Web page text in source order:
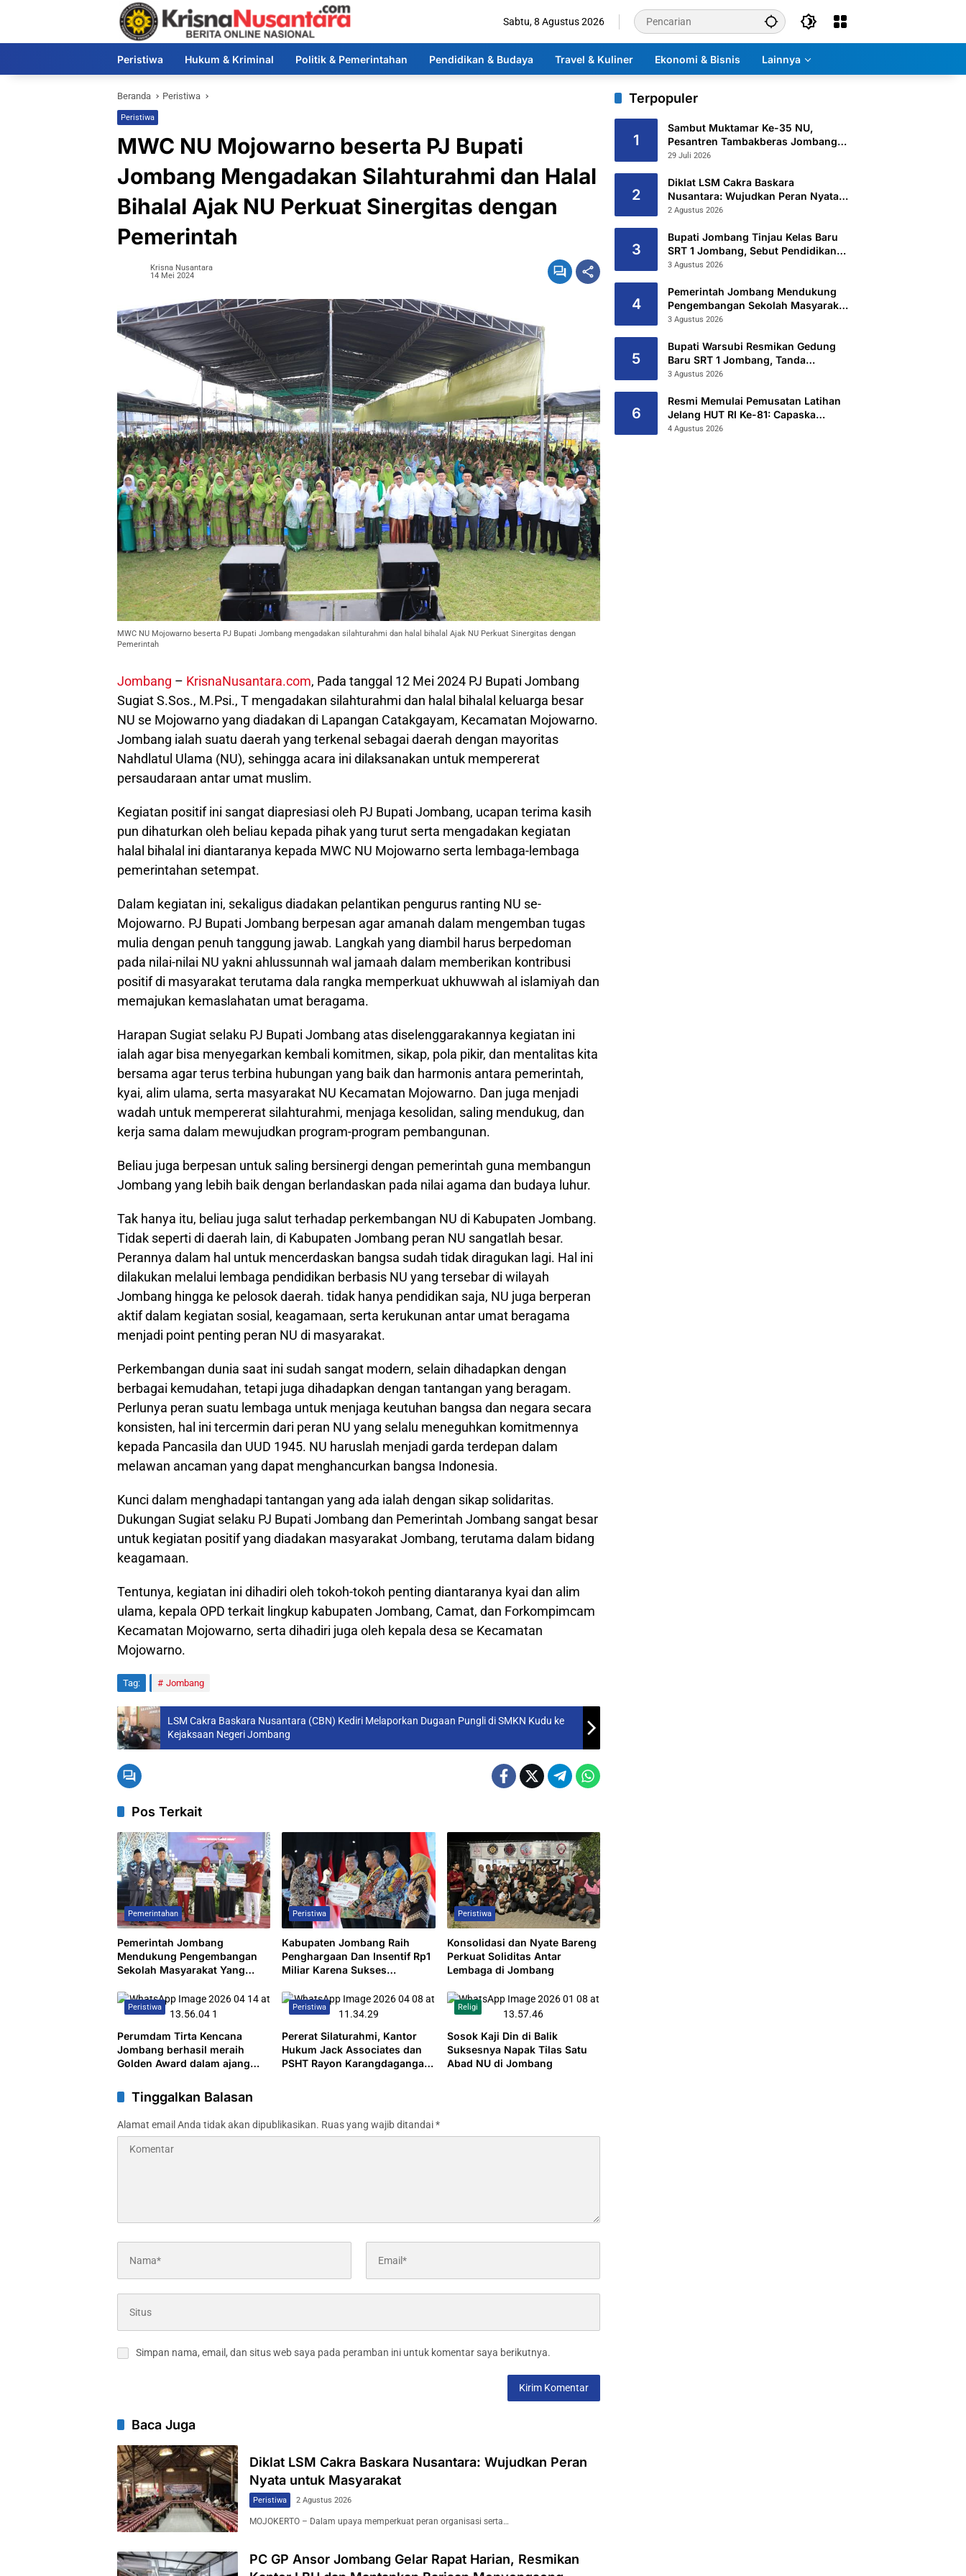
Sabtu, 8 Agustus 2026
Peristiwa Hukum & Kriminal Politik & Pemerintahan Pendidikan & Budaya Travel & Kuliner Ekonomi & Bisnis Lainnya
Beranda Peristiwa
Peristiwa
MWC NU Mojowarno beserta PJ Bupati
Jombang Mengadakan Silahturahmi dan Halal
Bihalal Ajak NU Perkuat Sinergitas dengan
Pemerintah
Krisna Nusantara
14 Mei 2024
MWC NU Mojowarno beserta PJ Bupati Jombang mengadakan silahturahmi dan halal bihalal Ajak NU Perkuat Sinergitas dengan
Pemerintah
Jombang – KrisnaNusantara.com, Pada tanggal 12 Mei 2024 PJ Bupati Jombang
Sugiat S.Sos., M.Psi., T mengadakan silahturahmi dan halal bihalal keluarga besar
NU se Mojowarno yang diadakan di Lapangan Catakgayam, Kecamatan Mojowarno.
Jombang ialah suatu daerah yang terkenal sebagai daerah dengan mayoritas
Nahdlatul Ulama (NU), sehingga acara ini dilaksanakan untuk mempererat
persaudaraan antar umat muslim.
Kegiatan positif ini sangat diapresiasi oleh PJ Bupati Jombang, ucapan terima kasih
pun dihaturkan oleh beliau kepada pihak yang turut serta mengadakan kegiatan
halal bihalal ini diantaranya kepada MWC NU Mojowarno serta lembaga-lembaga
pemerintahan setempat.
Dalam kegiatan ini, sekaligus diadakan pelantikan pengurus ranting NU se-
Mojowarno. PJ Bupati Jombang berpesan agar amanah dalam mengemban tugas
mulia dengan penuh tanggung jawab. Langkah yang diambil harus berpedoman
pada nilai-nilai NU yakni ahlussunnah wal jamaah dalam memberikan kontribusi
positif di masyarakat terutama dala rangka memperkuat ukhuwwah al islamiyah dan
memajukan kemaslahatan umat beragama.
Harapan Sugiat selaku PJ Bupati Jombang atas diselenggarakannya kegiatan ini
ialah agar bisa menyegarkan kembali komitmen, sikap, pola pikir, dan mentalitas kita
bersama agar terus terbina hubungan yang baik dan harmonis antara pemerintah,
kyai, alim ulama, serta masyarakat NU Kecamatan Mojowarno. Dan juga menjadi
wadah untuk mempererat silahturahmi, menjaga kesolidan, saling mendukug, dan
kerja sama dalam mewujudkan program-program pembangunan.
Beliau juga berpesan untuk saling bersinergi dengan pemerintah guna membangun
Jombang yang lebih baik dengan berlandaskan pada nilai agama dan budaya luhur.
Tak hanya itu, beliau juga salut terhadap perkembangan NU di Kabupaten Jombang.
Tidak seperti di daerah lain, di Kabupaten Jombang peran NU sangatlah besar.
Perannya dalam hal untuk mencerdaskan bangsa sudah tidak diragukan lagi. Hal ini
dilakukan melalui lembaga pendidikan berbasis NU yang tersebar di wilayah
Jombang hingga ke pelosok daerah. tidak hanya pendidikan saja, NU juga berperan
aktif dalam kegiatan sosial, keagamaan, serta kerukunan antar umat beragama
menjadi point penting peran NU di masyarakat.
Perkembangan dunia saat ini sudah sangat modern, selain dihadapkan dengan
berbagai kemudahan, tetapi juga dihadapkan dengan tantangan yang beragam.
Perlunya peran suatu lembaga untuk menjaga keutuhan bangsa dan negara secara
konsisten, hal ini tercermin dari peran NU yang selalu meneguhkan komitmennya
kepada Pancasila dan UUD 1945. NU haruslah menjadi garda terdepan dalam
melawan ancaman yang dapat menghancurkan bangsa Indonesia.
Kunci dalam menghadapi tantangan yang ada ialah dengan sikap solidaritas.
Dukungan Sugiat selaku PJ Bupati Jombang dan Pemerintah Jombang sangat besar
untuk kegiatan positif yang diadakan masyarakat Jombang, terutama dalam bidang
keagamaan.
Tentunya, kegiatan ini dihadiri oleh tokoh-tokoh penting diantaranya kyai dan alim
ulama, kepala OPD terkait lingkup kabupaten Jombang, Camat, dan Forkompimcam
Kecamatan Mojowarno, serta dihadiri juga oleh kepala desa se Kecamatan
Mojowarno.
Tag: Jombang
LSM Cakra Baskara Nusantara (CBN) Kediri Melaporkan Dugaan Pungli di SMKN Kudu ke
Kejaksaan Negeri Jombang
Pos Terkait
Pemerintahan
Pemerintah Jombang
Mendukung Pengembangan
Sekolah Masyarakat Yang
Hibahkan 6,3 Hektar Untuk
Sekolah Rakyat Terintegritas 1
Peristiwa
Kabupaten Jombang Raih
Penghargaan Dan Insentif Rp1
Miliar Karena Sukses
Pengangguran.
Peristiwa
Konsolidasi dan Nyate Bareng
Perkuat Soliditas Antar
Lembaga di Jombang
Peristiwa
Perumdam Tirta Kencana
Jombang berhasil meraih
Golden Award dalam ajang
bukti konsistensi kinerja serta
komitmen terhadap inovasi
yang berkelanjutan
Peristiwa
Pererat Silaturahmi, Kantor
Hukum Jack Associates dan
PSHT Rayon Karangdagangan
Religi
Sosok Kaji Din di Balik
Suksesnya Napak Tilas Satu
Abad NU di Jombang
Tinggalkan Balasan
Alamat email Anda tidak akan dipublikasikan. Ruas yang wajib ditandai*
Simpan nama, email, dan situs web saya pada peramban ini untuk komentar saya berikutnya.
Baca Juga
Diklat LSM Cakra Baskara Nusantara: Wujudkan Peran
Nyata untuk Masyarakat
Peristiwa 2 Agustus 2026
MOJOKERTO – Dalam upaya memperkuat peran organisasi serta…
PC GP Ansor Jombang Gelar Rapat Harian, Resmikan
Terpopuler
1
Sambut Muktamar Ke-35 NU,
Pesantren Tambakberas Jombang
Petakan 26 Titik Layanan Utama
29 Juli 2026
2
Diklat LSM Cakra Baskara
Nusantara: Wujudkan Peran Nyata
untuk Masyarakat
2 Agustus 2026
3
Bupati Jombang Tinjau Kelas Baru
SRT 1 Jombang, Sebut Pendidikan
Gratis Beri Harapan Baru
3 Agustus 2026
4
Pemerintah Jombang Mendukung
Pengembangan Sekolah Masyarakat
Yang Kurang Mampu Hingga
Rakyat Terintegritas 1 Jombang
3 Agustus 2026
5
Bupati Warsubi Resmikan Gedung
Baru SRT 1 Jombang, Tanda
Dimulainya MPLS Tahun Ajaran
3 Agustus 2026
6
Resmi Memulai Pemusatan Latihan
Jelang HUT RI Ke-81: Capaska
Jombang 2026 “Mahesa Rakta
4 Agustus 2026